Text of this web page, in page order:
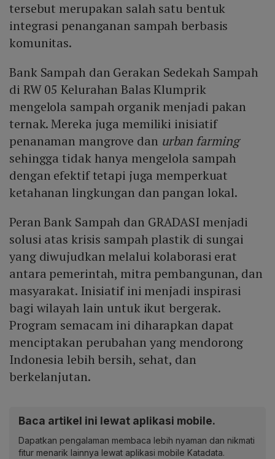
tersebut merupakan salah satu bentuk
integrasi penanganan sampah berbasis
komunitas.
Bank Sampah dan Gerakan Sedekah Sampah
di RW 05 Kelurahan Balas Klumprik
mengelola sampah organik menjadi pakan
ternak. Mereka juga memiliki inisiatif
penanaman mangrove dan urban farming
sehingga tidak hanya mengelola sampah
dengan efektif tetapi juga memperkuat
ketahanan lingkungan dan pangan lokal.
Peran Bank Sampah dan GRADASI menjadi
solusi atas krisis sampah plastik di sungai
yang diwujudkan melalui kolaborasi erat
antara pemerintah, mitra pembangunan, dan
masyarakat. Inisiatif ini menjadi inspirasi
bagi wilayah lain untuk ikut bergerak.
Program semacam ini diharapkan dapat
menciptakan perubahan yang mendorong
Indonesia lebih bersih, sehat, dan
berkelanjutan.
Baca artikel ini lewat aplikasi mobile.
Dapatkan pengalaman membaca lebih nyaman dan nikmati
fitur menarik lainnya lewat aplikasi mobile Katadata.